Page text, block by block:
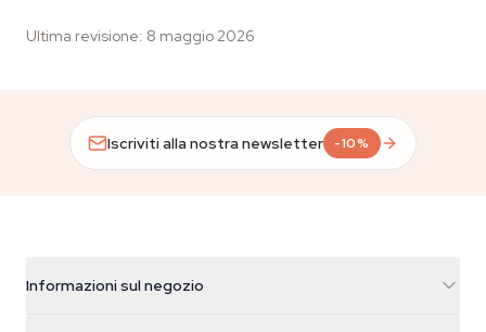
Ultima revisione: 8 maggio 2026
Iscriviti alla nostra newsletter -10%
Informazioni sul negozio